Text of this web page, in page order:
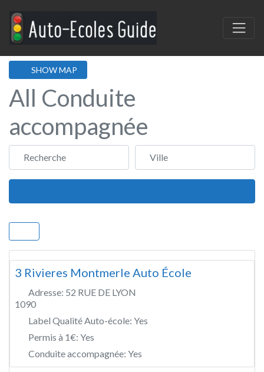
SHOW MAP
All Conduite
accompagnée
Recherche Ville
3 Rivieres Montmerle Auto École
Adresse: 52 RUE DE LYON
1090
Label Qualité Auto-école: Yes
Permis à 1€: Yes
Conduite accompagnée: Yes